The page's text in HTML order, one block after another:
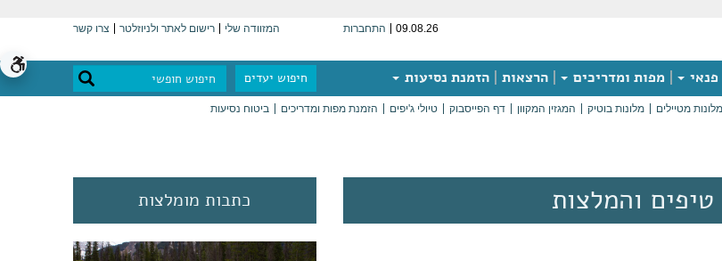
09.08.26 התחברות המזוודה שלי רישום לאתר ולניוזלטר צרו קשר
פנאי מפות ומדריכים הרצאות הזמנת נסיעות חיפוש יעדים
מלונות מטיילים מלונות בוטיק המגזין המקוון דף הפייסבוק טיולי ג'יפים הזמנת מפות ומדריכים ביטוח נסיעות
טיפים והמלצות כתבות מומלצות